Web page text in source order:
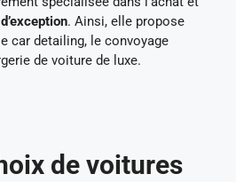
. Ainsi, elle propose
car detailing, le convoyage
de voiture de luxe.
de voitures